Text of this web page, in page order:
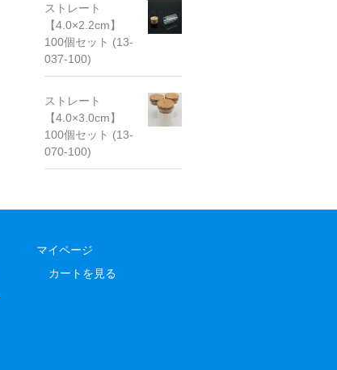
ストレート
【4.0×2.2cm】
100個セット (13-
037-100)
ストレート
【4.0×3.0cm】
100個セット (13-
070-100)
マイページ
カートを見る